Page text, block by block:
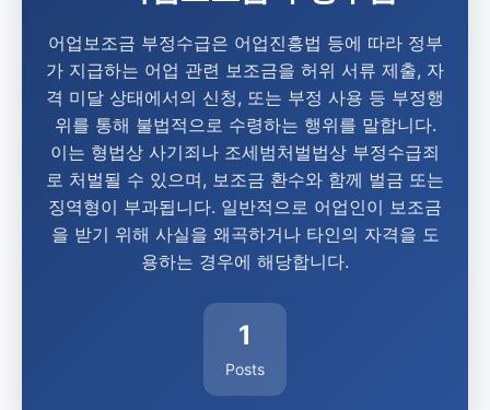
어업보조금 부정수급은 어업진흥법 등에 따라 정부
가 지급하는 어업 관련 보조금을 허위 서류 제출, 자
격 미달 상태에서의 신청, 또는 부정 사용 등 부정행
위를 통해 불법적으로 수령하는 행위를 말합니다.
이는 형법상 사기죄나 조세범처벌법상 부정수급죄
로 처벌될 수 있으며, 보조금 환수와 함께 벌금 또는
징역형이 부과됩니다. 일반적으로 어업인이 보조금
을 받기 위해 사실을 왜곡하거나 타인의 자격을 도
용하는 경우에 해당합니다.
1
Posts